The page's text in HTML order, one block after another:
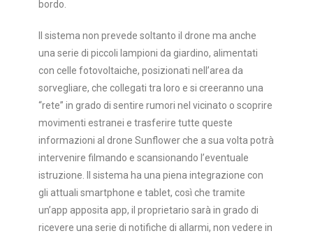
bordo.
Il sistema non prevede soltanto il drone ma anche
una serie di piccoli lampioni da giardino, alimentati
con celle fotovoltaiche, posizionati nell’area da
sorvegliare, che collegati tra loro e si creeranno una
“rete” in grado di sentire rumori nel vicinato o scoprire
movimenti estranei e trasferire tutte queste
informazioni al drone Sunflower che a sua volta potrà
intervenire filmando e scansionando l’eventuale
istruzione.
Il sistema ha una piena integrazione con
gli attuali smartphone e tablet, così che tramite
un’app apposita app, il proprietario sarà in grado di
ricevere una serie di notifiche di allarmi, non vedere in